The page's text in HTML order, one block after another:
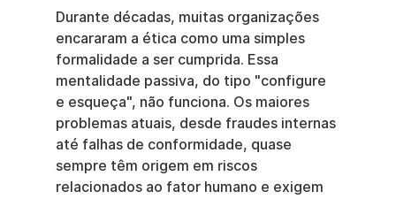
Durante décadas, muitas organizações
encararam a ética como uma simples
formalidade a ser cumprida. Essa
mentalidade passiva, do tipo "configure
e esqueça", não funciona. Os maiores
problemas atuais, desde fraudes internas
até falhas de conformidade, quase
sempre têm origem em riscos
relacionados ao fator humano e exigem